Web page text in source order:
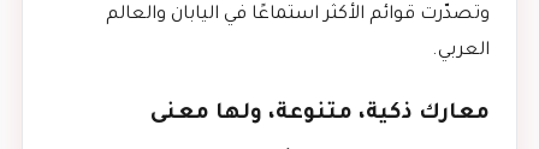
وتصدّرت قوائم الأكثر استماعًا في اليابان والعالم
العربي.
معارك ذكية، متنوعة، ولها معنى